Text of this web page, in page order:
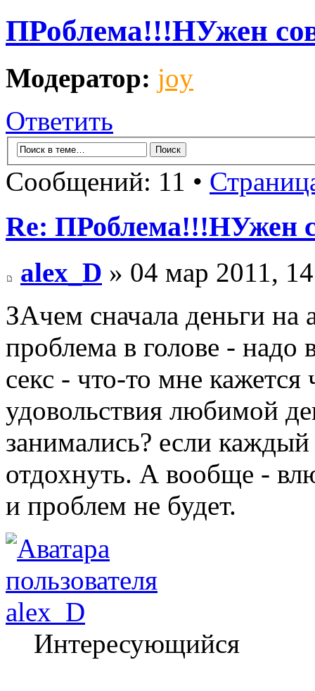
ПРоблема!!!НУжен
Модератор: joy
Ответить
Сообщений: 11 •
Re: ПРоблема!!!НУжен
alex_D » 04 мар 2011,
ЗАчем сначала деньги на
проблема в голове - надо
секс - что-то мне кажется
удовольствия любимой
занимались? если
отдохнуть. А вообще -
и проблем не будет.
alex_D
Интересующийся